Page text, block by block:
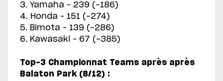
3. Yamaha – 239 (-186)
4. Honda – 151 (-274)
5. Bimota – 139 (-286)
6. Kawasaki – 67 (-385)
Top-3 Championnat Teams après après
Balaton Park (8/12) :